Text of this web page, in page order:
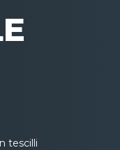
tescilli